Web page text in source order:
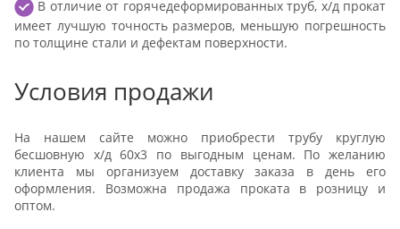
В отличие от горячедеформированных труб, х/д прокат
имеет лучшую точность размеров, меньшую погрешность
по толщине стали и дефектам поверхности.
Условия продажи
На нашем сайте можно приобрести трубу круглую
бесшовную х/д 60х3 по выгодным ценам. По желанию
клиента мы организуем доставку заказа в день его
оформления. Возможна продажа проката в розницу и
оптом.